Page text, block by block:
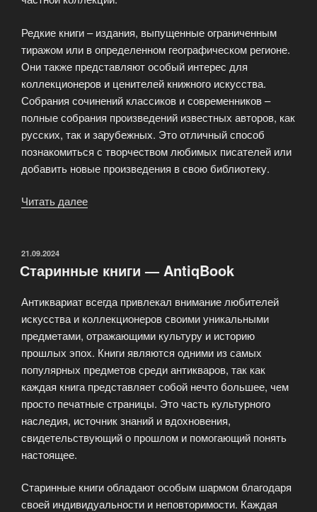
Редкие книги – издания, выпущенные ограниченным
тиражом или в определенном географическом регионе.
Они также представляют особый интерес для
коллекционеров и ценителей книжного искусства.
Собрания сочинений классиков и современников –
полные собрания произведений известных авторов, как
русских, так и зарубежных. Это отличный способ
познакомиться с творчеством любимых писателей или
добавить новые произведения в свою библиотеку.
Читать далее
AntiqBook»
ОПУБЛИКОВАНО
21.09.2024
Старинные книги — AntiqBook
Антиквариат всегда привлекал внимание любителей
искусства и коллекционеров своими уникальными
предметами, отражающими культуру и историю
прошлых эпох. Книги являются одними из самых
популярных предметов среди антикваров, так как
каждая книга представляет собой нечто большее, чем
просто печатные страницы. Это часть культурного
наследия, источник знаний и вдохновения,
свидетельствующий о прошлом и помогающий понять
настоящее.
Старинные книги обладают особым шармом благодаря
своей индивидуальности и неповторимости. Каждая